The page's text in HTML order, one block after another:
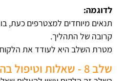
לדוגמה:
תנאים מיוחדים למצטרפים כעת,
קרובה של התהליך.
מטרת השלב היא לעודד את
שלב 8 - שאלות וטיפול בהתנגדויות